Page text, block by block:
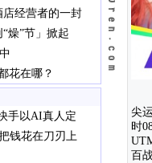
经营者的一封
燥”节」掀起
花在哪？
手以AI真人定
钱花在刀刃上
尖
时
百